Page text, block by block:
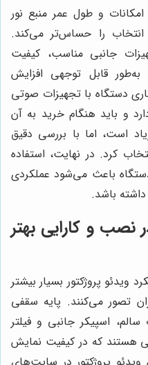
و طول عمر منبع نور
را حساس‌تر می‌کند.
جانبی مناسب، کیفیت
قابل توجهی افزایش
دستگاه با تجهیزات صوتی
و باید هنگام خرید به آن
است، اما با بررسی دقیق
کرد. در نهایت، استفاده
باعث می‌شود عملکردی
باشد.
نصب و کارایی بهتر
ویدئو پروژکتور بسیار بیشتر
تصور می‌کنند. پایه سقفی
اسپیکر جانبی و فیلتر
هستند که در کیفیت نمایش